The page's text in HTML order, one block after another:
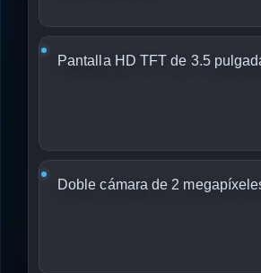
Pantalla HD TFT de 3.5
Doble cámara de 2